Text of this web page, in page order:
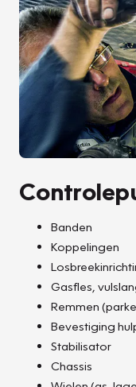
Banden
Koppelingen
Gasfles,
Remmen
Bevestiging
Stabilisator
Chassis